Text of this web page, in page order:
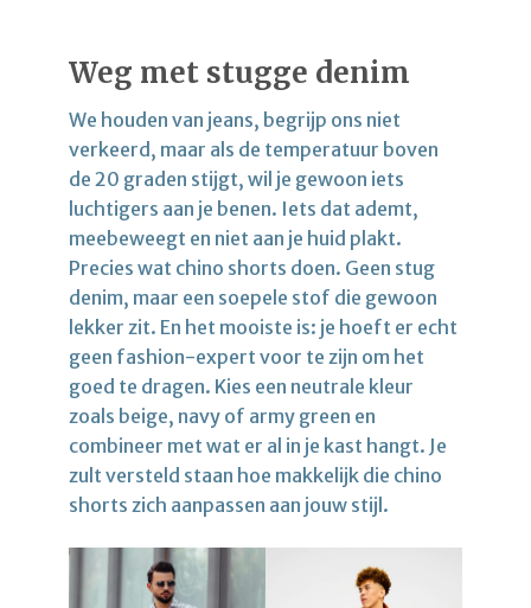
Weg met stugge denim
We houden van jeans, begrijp ons niet
verkeerd, maar als de temperatuur boven
de 20 graden stijgt, wil je gewoon iets
luchtigers aan je benen. Iets dat ademt,
meebeweegt en niet aan je huid plakt.
Precies wat chino shorts doen. Geen stug
denim, maar een soepele stof die gewoon
lekker zit. En het mooiste is: je hoeft er echt
geen fashion-expert voor te zijn om het
goed te dragen. Kies een neutrale kleur
zoals beige, navy of army green en
combineer met wat er al in je kast hangt. Je
zult versteld staan hoe makkelijk die chino
shorts zich aanpassen aan jouw stijl.